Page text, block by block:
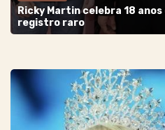
Ricky Martin celebra 18
registro raro